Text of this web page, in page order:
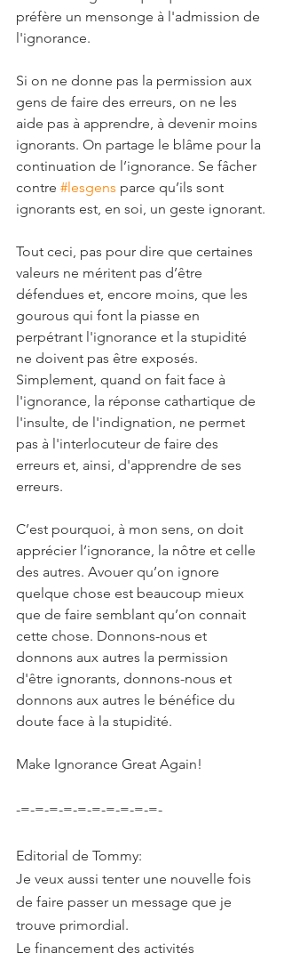
préfère un mensonge à l'admission de
l'ignorance.
Si on ne donne pas la permission aux
gens de faire des erreurs, on ne les
aide pas à apprendre, à devenir moins
ignorants. On partage le blâme pour la
continuation de l’ignorance. Se fâcher
contre #lesgens parce qu’ils sont
ignorants est, en soi, un geste ignorant.
Tout ceci, pas pour dire que certaines
valeurs ne méritent pas d’être
défendues et, encore moins, que les
gourous qui font la piasse en
perpétrant l'ignorance et la stupidité
ne doivent pas être exposés.
Simplement, quand on fait face à
l'ignorance, la réponse cathartique de
l'insulte, de l'indignation, ne permet
pas à l'interlocuteur de faire des
erreurs et, ainsi, d'apprendre de ses
erreurs.
C’est pourquoi, à mon sens, on doit
apprécier l’ignorance, la nôtre et celle
des autres. Avouer qu’on ignore
quelque chose est beaucoup mieux
que de faire semblant qu’on connait
cette chose. Donnons-nous et
donnons aux autres la permission
d'être ignorants, donnons-nous et
donnons aux autres le bénéfice du
doute face à la stupidité.
Make Ignorance Great Again!
-=-=-=-=-=-=-=-=-=-=-
Editorial de Tommy:
Je veux aussi tenter une nouvelle fois
de faire passer un message que je
trouve primordial.
Le financement des activités